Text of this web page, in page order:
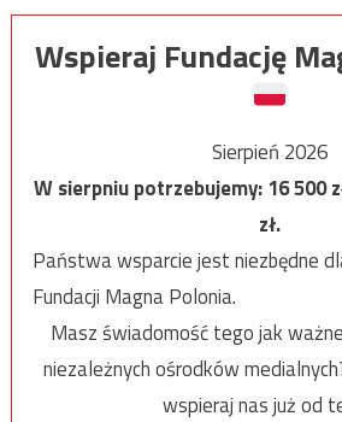
Wspieraj Fundację
Sierpień 2026
W sierpniu potrzebujemy:16 500
zł.
Państwa wsparcie jest niezbędne
Fundacji Magna Polonia.
Masz świadomość tego jak
niezależnych ośrodków
wspieraj nas już od